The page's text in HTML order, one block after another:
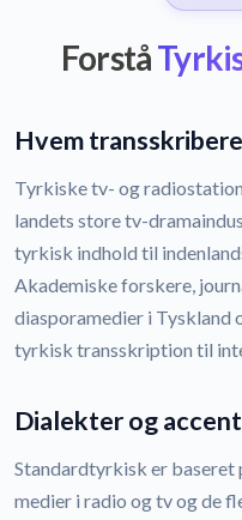
Forstå
Hvem
Tyrkiske tv- og
landets store tv-
tyrkisk indhold til
Akademiske forskere,
diasporamedier i Tyskland
tyrkisk transskription til
Dialekter og
Standardtyrkisk er baseret
medier i radio og tv og de